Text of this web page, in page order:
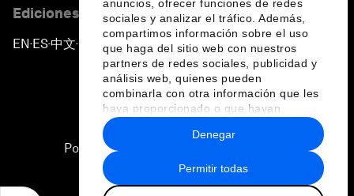
anuncios, ofrecer funciones de redes
sociales y analizar el tráfico. Además,
compartimos información sobre el uso
que haga del sitio web con nuestros
partners de redes sociales, publicidad y
análisis web, quienes pueden
combinarla con otra información que les
haya proporcionado o que hayan
recopilado a partir del uso que haya
hecho de sus servicios.
Permitir todas
Denegar
Ediciones en otros idiomas
EN ▪ES▪中文▪ 日本語
Política de privacidad y normas de uso
Sitemap